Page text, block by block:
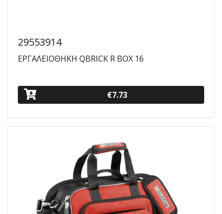
29553914
ΕΡΓΑΛΕΙΟΘΗΚΗ QBRICK R BOX 16
€7.73